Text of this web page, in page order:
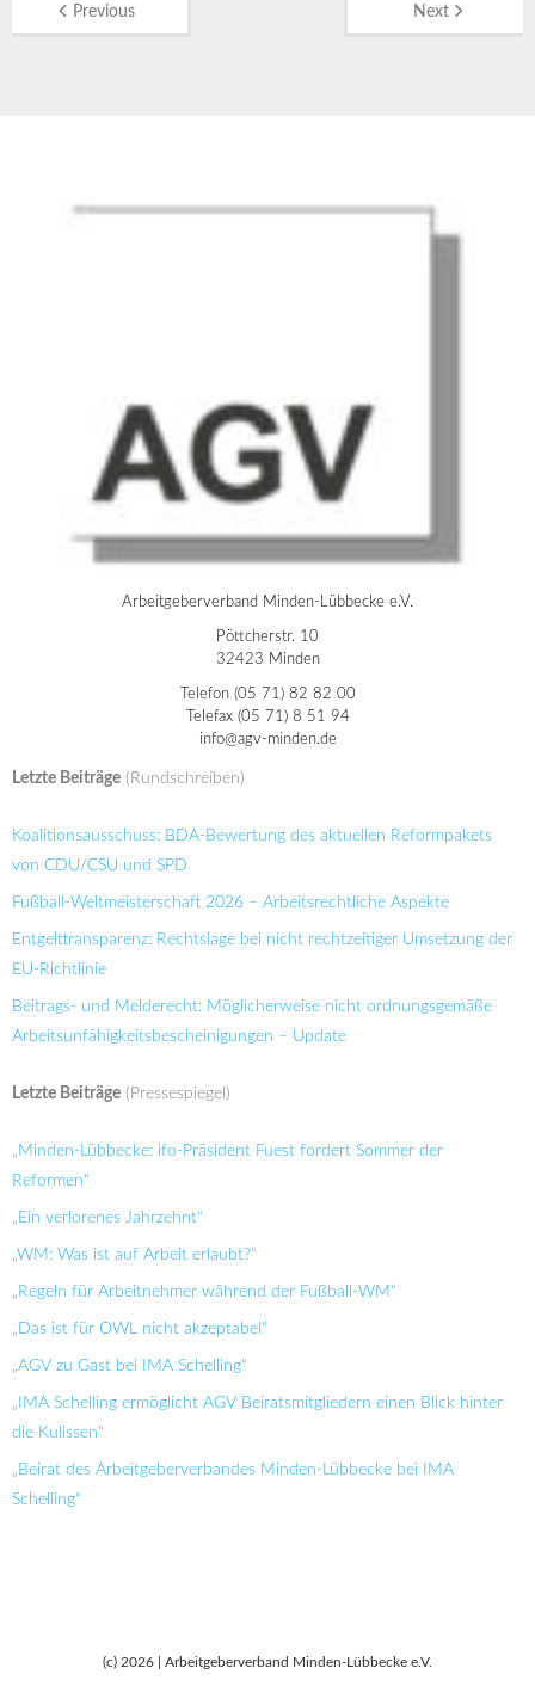
Previous Next
Arbeitgeberverband Minden-Lübbecke e.V.
Pöttcherstr. 10
32423 Minden
Telefon (05 71) 82 82 00
Telefax (05 71) 8 51 94
info@agv-minden.de
Letzte Beiträge (Rundschreiben)
Koalitionsausschuss: BDA-Bewertung des aktuellen Reformpakets
von CDU/CSU und SPD
Fußball-Weltmeisterschaft 2026 – Arbeitsrechtliche Aspekte
Entgelttransparenz: Rechtslage bei nicht rechtzeitiger Umsetzung der
EU-Richtlinie
Beitrags- und Melderecht: Möglicherweise nicht ordnungsgemäße
Arbeitsunfähigkeitsbescheinigungen – Update
Letzte Beiträge (Pressespiegel)
„Minden-Lübbecke: ifo-Präsident Fuest fordert Sommer der
Reformen“
„Ein verlorenes Jahrzehnt“
„WM: Was ist auf Arbeit erlaubt?“
„Regeln für Arbeitnehmer während der Fußball-WM“
„Das ist für OWL nicht akzeptabel“
„AGV zu Gast bei IMA Schelling“
„IMA Schelling ermöglicht AGV Beiratsmitgliedern einen Blick hinter
die Kulissen“
„Beirat des Arbeitgeberverbandes Minden-Lübbecke bei IMA
Schelling“
(c) 2026 | Arbeitgeberverband Minden-Lübbecke e.V.